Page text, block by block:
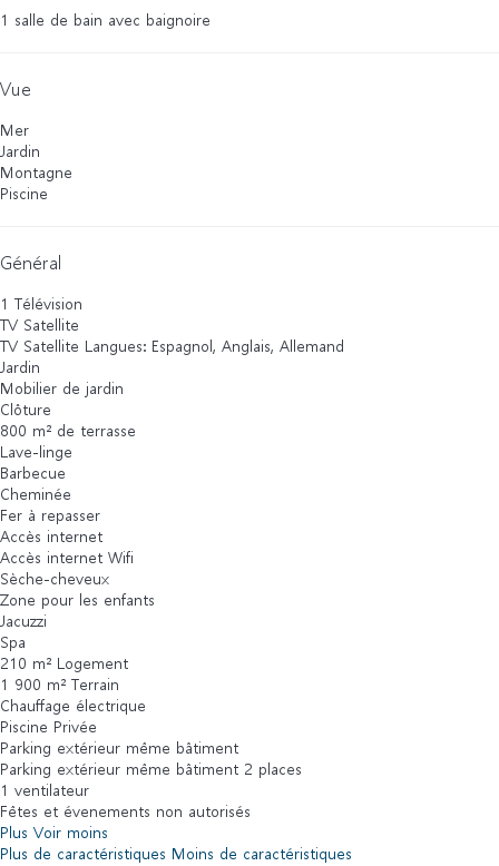
1 salle de bain avec baignoire
Vue
Mer
Jardin
Montagne
Piscine
Général
1 Télévision
TV Satellite
TV Satellite Langues: Espagnol, Anglais, Allemand
Jardin
Mobilier de jardin
Clôture
800 m² de terrasse
Lave-linge
Barbecue
Cheminée
Fer à repasser
Accès internet
Accès internet Wifi
Sèche-cheveux
Zone pour les enfants
Jacuzzi
Spa
210 m² Logement
1 900 m² Terrain
Chauffage électrique
Piscine Privée
Parking extérieur même bâtiment
Parking extérieur même bâtiment 2 places
1 ventilateur
Fêtes et évenements non autorisés
Plus Voir moins
Plus de caractéristiques Moins de caractéristiques